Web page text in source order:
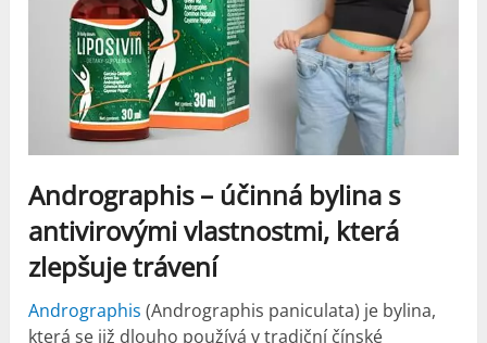
Andrographis – účinná bylina s
antivirovými vlastnostmi, která
zlepšuje trávení
Andrographis (Andrographis paniculata) je bylina,
která se již dlouho používá v tradiční čínské